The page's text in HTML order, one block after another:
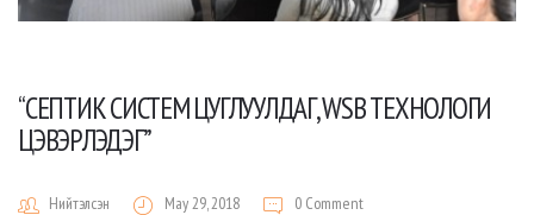
“СЕПТИК СИСТЕМ ЦУГЛУУЛДАГ, WSB ТЕХНОЛОГИ
ЦЭВЭРЛЭДЭГ”
Нийтэлсэн May 29, 2018 0 Comment